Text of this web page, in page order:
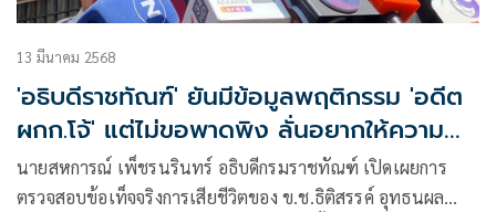
13 มีนาคม 2568
'อธิบดีราชทัณฑ์' ยันมีข้อมูลพฤติกรรม 'อดีต
ผกก.โจ้' แต่ไม่ขอพาดพิง ลั่นอยากให้ความ
จริงปรากฏ
นายสหการณ์ เพ็ชรนรินทร์ อธิบดีกรมราชทัณฑ์ เปิดเผยการ
ตรวจสอบข้อเท็จจริงการเสียชีวิตของ ข.ช.ธิติสรรค์ อุทธนผล